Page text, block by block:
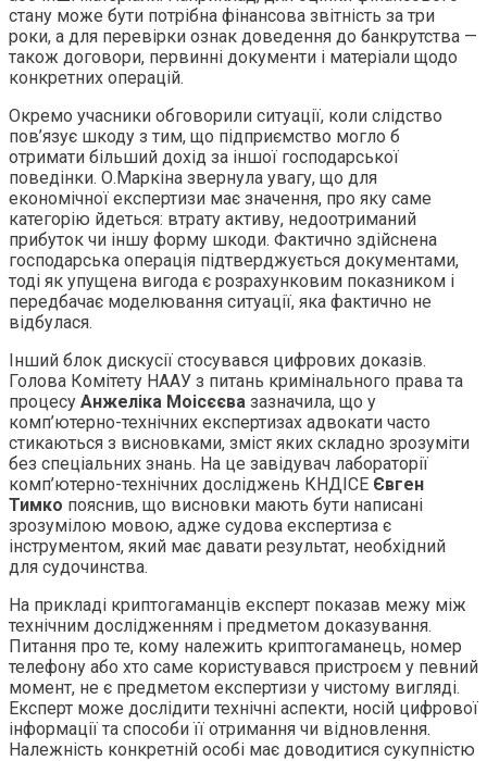
стану може бути потрібна фінансова звітність за три
роки, а для перевірки ознак доведення до банкрутства —
також договори, первинні документи і матеріали щодо
конкретних операцій.
Окремо учасники обговорили ситуації, коли слідство
пов’язує шкоду з тим, що підприємство могло б
отримати більший дохід за іншої господарської
поведінки. О.Маркіна звернула увагу, що для
економічної експертизи має значення, про яку саме
категорію йдеться: втрату активу, недоотриманий
прибуток чи іншу форму шкоди. Фактично здійснена
господарська операція підтверджується документами,
тоді як упущена вигода є розрахунковим показником і
передбачає моделювання ситуації, яка фактично не
відбулася.
Інший блок дискусії стосувався цифрових доказів.
Голова Комітету НААУ з питань кримінального права та
процесу Анжеліка Моісєєва зазначила, що у
комп’ютерно-технічних експертизах адвокати часто
стикаються з висновками, зміст яких складно зрозуміти
без спеціальних знань. На це завідувач лабораторії
комп’ютерно-технічних досліджень КНДІСЕ Євген
Тимко пояснив, що висновки мають бути написані
зрозумілою мовою, адже судова експертиза є
інструментом, який має давати результат, необхідний
для судочинства.
На прикладі криптогаманців експерт показав межу між
технічним дослідженням і предметом доказування.
Питання про те, кому належить криптогаманець, номер
телефону або хто саме користувався пристроєм у певний
момент, не є предметом експертизи у чистому вигляді.
Експерт може дослідити технічні аспекти, носій цифрової
інформації та способи її отримання чи відновлення.
Належність конкретній особі має доводитися сукупністю